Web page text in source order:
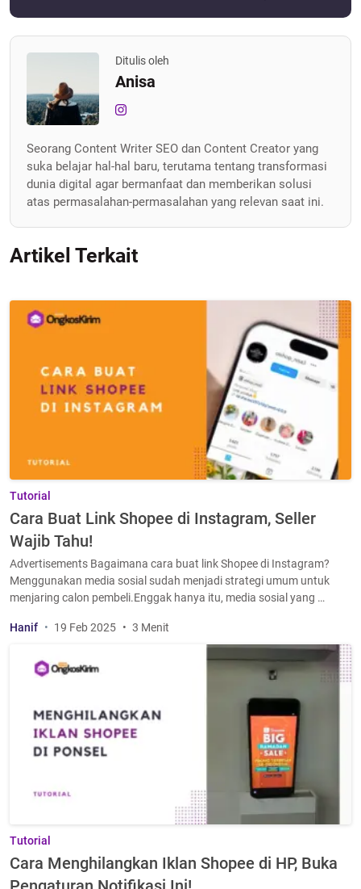
Ditulis oleh
Anisa
Seorang Content Writer SEO dan Content Creator yang
suka belajar hal-hal baru, terutama tentang transformasi
dunia digital agar bermanfaat dan memberikan solusi
atas permasalahan-permasalahan yang relevan saat ini.
Artikel Terkait
Tutorial
Cara Buat Link Shopee di Instagram, Seller
Wajib Tahu!
Advertisements Bagaimana cara buat link Shopee di Instagram?
Menggunakan media sosial sudah menjadi strategi umum untuk
menjaring calon pembeli.Enggak hanya itu, media sosial yang …
Hanif 19 Feb 2025 3 Menit
Tutorial
Cara Menghilangkan Iklan Shopee di HP, Buka